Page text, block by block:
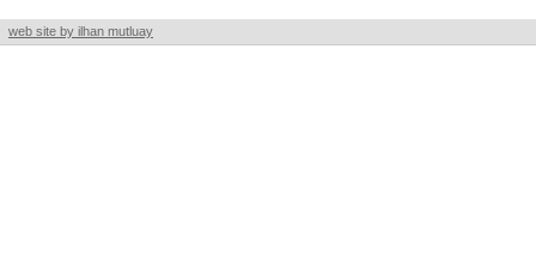
web site by ilhan mutluay